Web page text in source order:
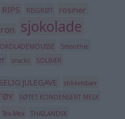
RIPS RISGRØT rosiner
sjokolade
Smoothie
snacks SOLBÆR
JULEGAVE
stikkelsbær
SØTET KONDENSERT MELK
Tex-Mex THAILANDSK